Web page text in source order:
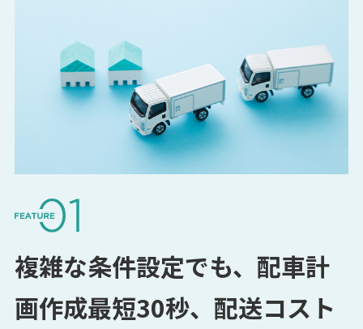
複雑な条件設定でも、配車計
画作成最短30秒、配送コスト